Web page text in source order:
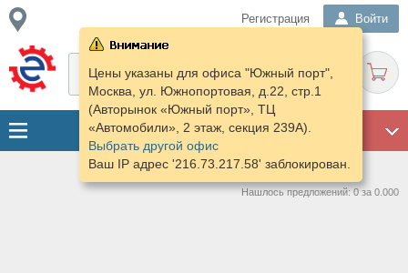
Регистрация Войти
Цены указаны для офиса "Южный порт",
Москва, ул. Южнопортовая, д.22, стр.1
(Авторынок «Южный порт», ТЦ
«Автомобили», 2 этаж, секция 239А).
Выбрать другой офис
Ваш IP адрес '216.73.217.58' заблокирован.
Нашлось предложений: 0 за 0.000